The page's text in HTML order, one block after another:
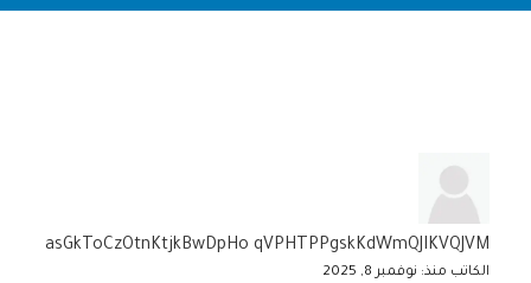
asGkToCzOtnKtjkBwDpHo qVPHTPPgskKdWmQJIKVQJVM
الكاتب منذ: نوفمبر 8, 2025